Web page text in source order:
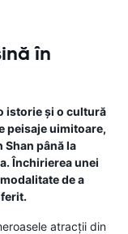
în
istorie și o cultură
peisaje uimitoare,
Shan până la
Închirierea unei
de a
atracții din